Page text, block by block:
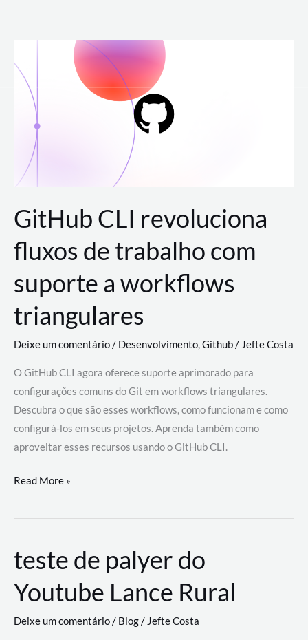
para
conteúdo
GitHub CLI revoluciona
fluxos de trabalho com
suporte a workflows
triangulares
Deixe um comentário/ Desenvolvimento,Github/ Jefte Costa
O GitHub CLI agora oferece suporte aprimorado para
configurações comuns do Git em workflows triangulares.
Descubra o que são esses workflows, como funcionam e como
configurá-los em seus projetos. Aprenda também como
aproveitar esses recursos usando o GitHub CLI.
GitHub
revoluciona
de
trabalho
com
a
Read More »
teste de palyer do
Youtube Lance Rural
Deixe um comentário/ Blog/ Jefte Costa